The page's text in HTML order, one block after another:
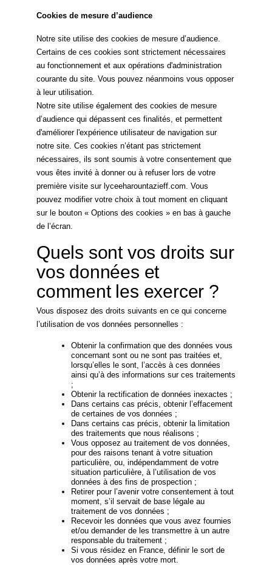
Cookies de mesure d’audience
Notre site utilise des cookies de mesure d’audience.
Certains de ces cookies sont strictement nécessaires
au fonctionnement et aux opérations d'administration
courante du site. Vous pouvez néanmoins vous opposer
à leur utilisation.
Notre site utilise également des cookies de mesure
d’audience qui dépassent ces finalités, et permettent
d'améliorer l'expérience utilisateur de navigation sur
notre site. Ces cookies n’étant pas strictement
nécessaires, ils sont soumis à votre consentement que
vous êtes invité à donner ou à refuser lors de votre
première visite sur lyceeharountazieff.com. Vous
pouvez modifier votre choix à tout moment en cliquant
sur le bouton « Options des cookies » en bas à gauche
de l’écran.
Quels sont vos droits sur
vos données et
comment les exercer ?
Vous disposez des droits suivants en ce qui concerne
l’utilisation de vos données personnelles :
Obtenir la confirmation que des données vous
concernant sont ou ne sont pas traitées et,
lorsqu’elles le sont, l’accès à ces données
ainsi qu’à des informations sur ces traitements
;
Obtenir la rectification de données inexactes ;
Dans certains cas précis, obtenir l’effacement
de certaines de vos données ;
Dans certains cas précis, obtenir la limitation
des traitements que nous réalisons ;
Vous opposez au traitement de vos données,
pour des raisons tenant à votre situation
particulière, ou, indépendamment de votre
situation particulière, à l’utilisation de vos
données à des fins de prospection ;
Retirer pour l’avenir votre consentement à tout
moment, s’il servait de base légale au
traitement de vos données ;
Recevoir les données que vous avez fournies
et/ou demander de les transmettre à un autre
responsable du traitement ;
Si vous résidez en France, définir le sort de
vos données après votre mort.